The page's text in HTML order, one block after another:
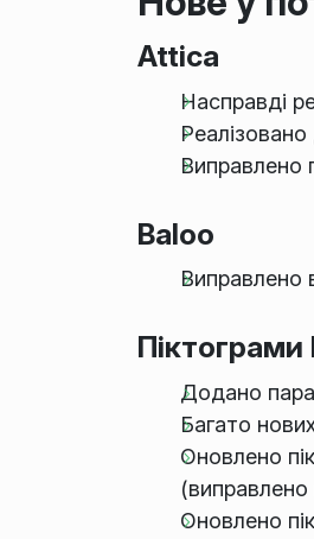
Attica
Насправді
Виправлено
Baloo
Виправлено
Піктограми
Додано
Багато
Оновлено
Оновлено